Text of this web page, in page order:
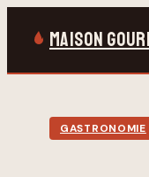
MAISON
Bricolage
GASTRONOMIE